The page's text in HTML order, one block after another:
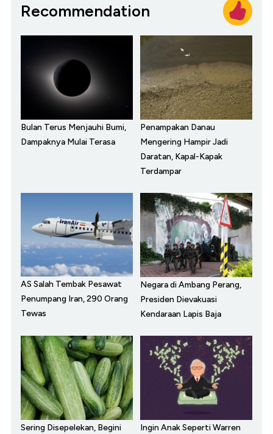
Recommendation
Bulan Terus Menjauhi Bumi,
Dampaknya Mulai Terasa
Penampakan Danau
Mengering Hampir Jadi
Daratan, Kapal-Kapak
Terdampar
AS Salah Tembak Pesawat
Penumpang Iran, 290 Orang
Tewas
Negara di Ambang Perang,
Presiden Dievakuasi
Kendaraan Lapis Baja
Sering Disepelekan, Begini
Ingin Anak Seperti Warren